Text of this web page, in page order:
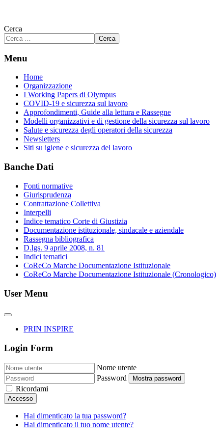
Cerca
Cerca
Menu
Home
Organizzazione
I Working Papers di Olympus
COVID-19 e sicurezza sul lavoro
Approfondimenti, Guide alla lettura e Rassegne
Modelli organizzativi e di gestione della sicurezza sul lavoro
Salute e sicurezza degli operatori della sicurezza
Newsletters
Siti su igiene e sicurezza del lavoro
Banche Dati
Fonti normative
Giurisprudenza
Contrattazione Collettiva
Interpelli
Indice tematico Corte di Giustizia
Documentazione istituzionale, sindacale e aziendale
Rassegna bibliografica
D.lgs. 9 aprile 2008, n. 81
Indici tematici
CoReCo Marche Documentazione Istituzionale
CoReCo Marche Documentazione Istituzionale (Cronologico)
User Menu
PRIN INSPIRE
Login Form
Nome utente
Password
Mostra password
Ricordami
Accesso
Hai dimenticato la tua password?
Hai dimenticato il tuo nome utente?